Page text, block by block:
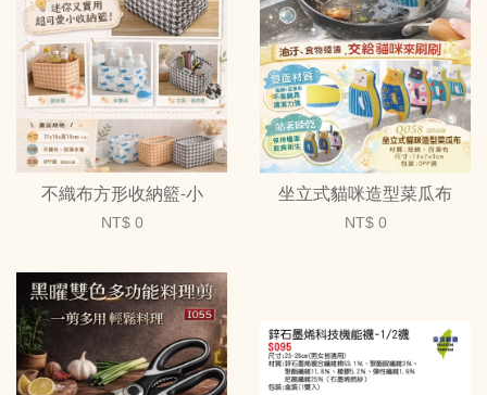
不織布方形收納籃-小
NT$ 0
坐立式貓咪造型菜瓜布
NT$ 0